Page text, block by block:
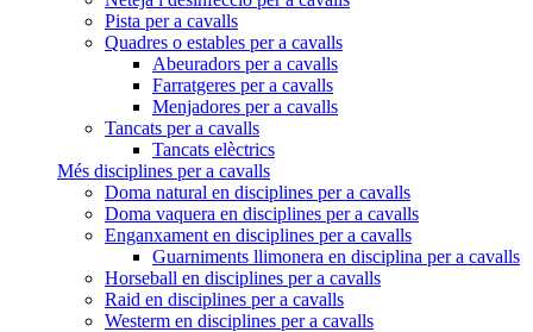
Pista per a cavalls
Quadres o estables per a cavalls
Abeuradors per a cavalls
Farratgeres per a cavalls
Menjadores per a cavalls
Tancats per a cavalls
Tancats elèctrics
Més disciplines per a cavalls
Doma natural en disciplines per a cavalls
Doma vaquera en disciplines per a cavalls
Enganxament en disciplines per a cavalls
Guarniments llimonera en disciplina per a cavalls
Horseball en disciplines per a cavalls
Raid en disciplines per a cavalls
Westerm en disciplines per a cavalls